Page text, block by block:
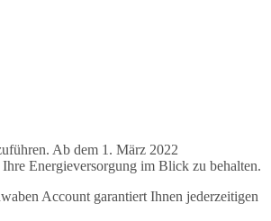
Ab dem 1. März 2022
Energieversorgung im Blick zu behalten.
Account garantiert Ihnen jederzeitigen